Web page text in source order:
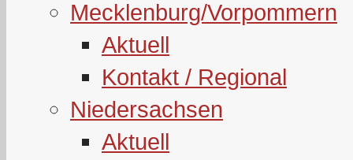
Mecklenburg/Vorpommern
Aktuell
Kontakt / Regional
Niedersachsen
Aktuell